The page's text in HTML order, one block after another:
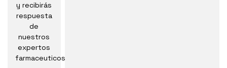
y recibirás
respuesta
de
nuestros
expertos
farmaceuticos